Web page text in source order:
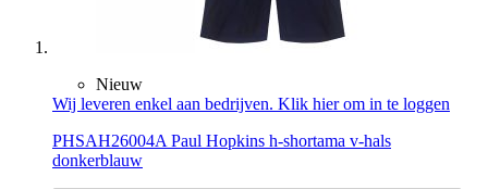
Nieuw
Wij leveren enkel aan bedrijven. Klik hier om in te loggen
PHSAH26004A Paul Hopkins h-shortama v-hals
donkerblauw